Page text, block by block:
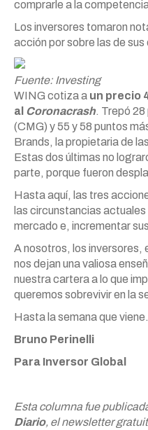
comprarle a la
Los inversores tomaron
acción por sobre las de
Fuente: Investing
WING cotiza a un precio
al Coronacrash. Trepó 28
(CMG) y 55 y 58 puntos
Brands, la propietaria de
Estas dos últimas no
parte, porque fueron
Hasta aquí, las tres
las circunstancias
mercado e, incrementar
A nosotros, los inversores,
nos dejan una valiosa
nuestra cartera a lo que
queremos sobrevivir en la
Hasta la semana que viene.
Bruno Perinelli
Para Inversor Global
Esta columna fue
Diario, el newsletter